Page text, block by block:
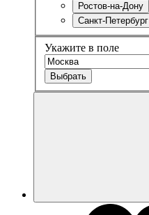
Ростов-на-Дону
Санкт-Петербург
Укажите в поле
Выбрать